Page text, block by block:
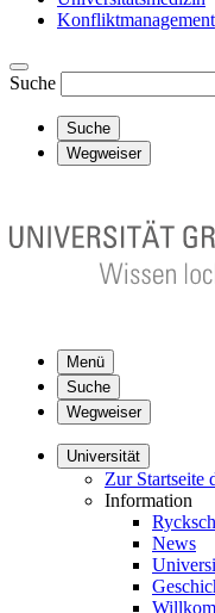
Konfliktmanagement
Suche
Suche
Wegweiser
Menü
Suche
Wegweiser
Universität
Zur Startseite
Information
News